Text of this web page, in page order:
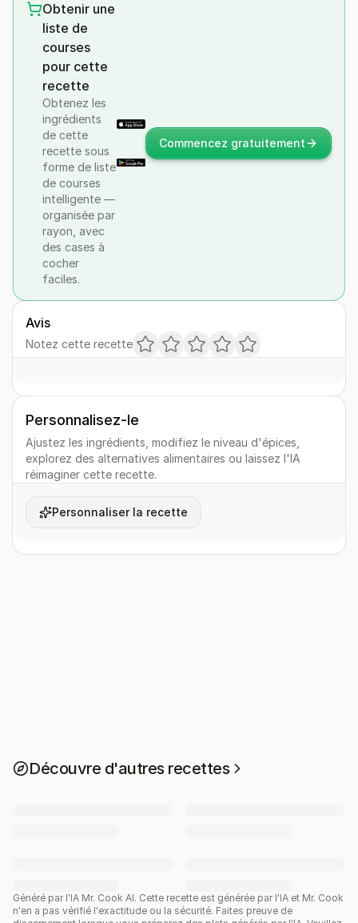
Obtenir une
liste de
courses
pour cette
recette
Obtenez les
ingrédients
de cette
recette sous
forme de liste
de courses
intelligente —
organisée par
rayon, avec
des cases à
cocher
faciles.
Commencez gratuitement
Avis
Notez cette recette
Personnalisez-le
Ajustez les ingrédients, modifiez le niveau d'épices,
explorez des alternatives alimentaires ou laissez l'IA
réimaginer cette recette.
Personnaliser la recette
Découvre d'autres recettes
Généré par l'IA Mr. Cook AI. Cette recette est générée par l'IA et Mr. Cook
n'en a pas vérifié l'exactitude ou la sécurité. Faites preuve de